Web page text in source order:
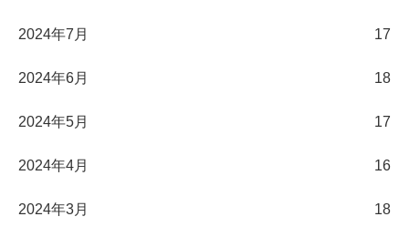
2024年7月 17
2024年6月 18
2024年5月 17
2024年4月 16
2024年3月 18